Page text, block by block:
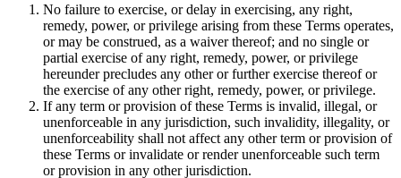
No failure to exercise, or delay in exercising, any right,
remedy, power, or privilege arising from these Terms operates,
or may be construed, as a waiver thereof; and no single or
partial exercise of any right, remedy, power, or privilege
hereunder precludes any other or further exercise thereof or
the exercise of any other right, remedy, power, or privilege.
If any term or provision of these Terms is invalid, illegal, or
unenforceable in any jurisdiction, such invalidity, illegality, or
unenforceability shall not affect any other term or provision of
these Terms or invalidate or render unenforceable such term
or provision in any other jurisdiction.